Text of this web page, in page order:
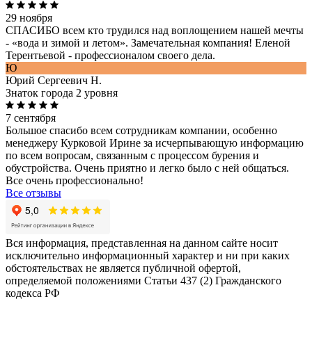
29 ноября
СПАСИБО всем кто трудился над воплощением нашей мечты
- «вода и зимой и летом». Замечательная компания! Еленой
Терентьевой - профессионалом своего дела.
Ю
Юрий Сергеевич Н.
Знаток города 2 уровня
7 сентября
Большое спасибо всем сотрудникам компании, особенно
менеджеру Курковой Ирине за исчерпывающую информацию
по всем вопросам, связанным с процессом бурения и
обустройства. Очень приятно и легко было с ней общаться.
Все очень профессионально!
Все отзывы
Вся информация, представленная на данном сайте носит
исключительно информационный характер и ни при каких
обстоятельствах не является публичной офертой,
определяемой положениями Статьи 437 (2) Гражданского
кодекса РФ